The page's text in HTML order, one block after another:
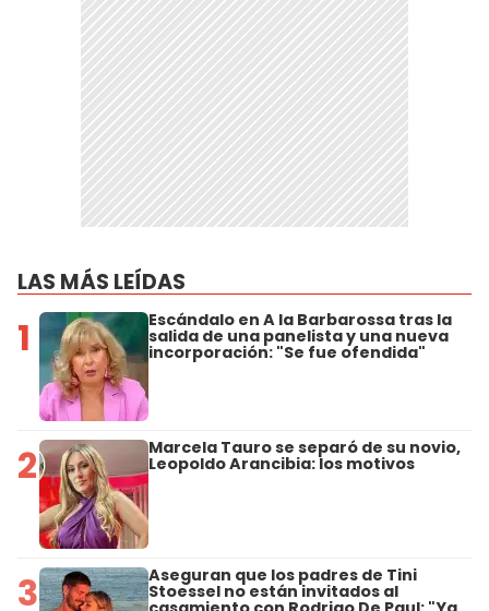
LAS MÁS LEÍDAS
1 Escándalo en A la Barbarossa tras la
salida de una panelista y una nueva
incorporación: "Se fue ofendida"
2 Marcela Tauro se separó de su novio,
Leopoldo Arancibia: los motivos
3 Aseguran que los padres de Tini
Stoessel no están invitados al